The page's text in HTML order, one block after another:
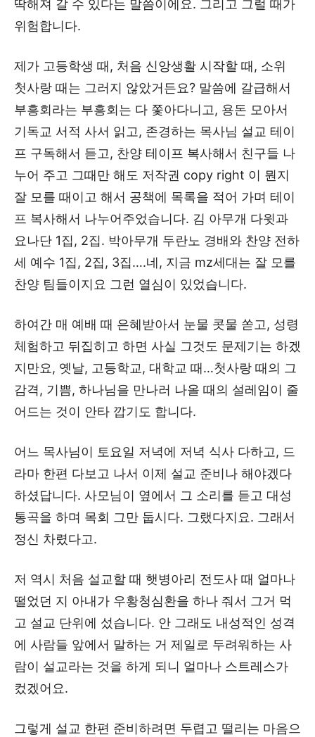
딱해져 갈 수 있다는 말씀이에요. 그리고 그럴 때가
위험합니다.
제가 고등학생 때, 처음 신앙생활 시작할 때, 소위
첫사랑 때는 그러지 않았거든요? 말씀에 갈급해서
부흥회라는 부흥회는 다 쫓아다니고, 용돈 모아서
기독교 서적 사서 읽고, 존경하는 목사님 설교 테이
프 구독해서 듣고, 찬양 테이프 복사해서 친구들 나
누어 주고 그때만 해도 저작권 copy right 이 뭔지
잘 모를 때이고 해서 공책에 목록을 적어 가며 테이
프 복사해서 나누어주었습니다. 김 아무개 다윗과
요나단 1집, 2집. 박아무개 두란노 경배와 찬양 전하
세 예수 1집, 2집, 3집….네, 지금 mz세대는 잘 모를
찬양 팀들이지요 그런 열심이 있었습니다.
하여간 매 예배 때 은혜받아서 눈물 콧물 쏟고, 성령
체험하고 뒤집히고 하면 사실 그것도 문제기는 하겠
지만요, 옛날, 고등학교, 대학교 때…첫사랑 때의 그
감격, 기쁨, 하나님을 만나러 나올 때의 설레임이 줄
어드는 것이 안타 깝기도 합니다.
어느 목사님이 토요일 저녁에 저녁 식사 다하고, 드
라마 한편 다보고 나서 이제 설교 준비나 해야겠다
하셨답니다. 사모님이 옆에서 그 소리를 듣고 대성
통곡을 하며 목회 그만 둡시다. 그랬다지요. 그래서
정신 차렸다고.
저 역시 처음 설교할 때 햇병아리 전도사 때 얼마나
떨었던 지 아내가 우황청심환을 하나 줘서 그거 먹
고 설교 단위에 섰습니다. 안 그래도 내성적인 성격
에 사람들 앞에서 말하는 거 제일로 두려워하는 사
람이 설교라는 것을 하게 되니 얼마나 스트레스가
컸겠어요.
그렇게 설교 한편 준비하려면 두렵고 떨리는 마음으